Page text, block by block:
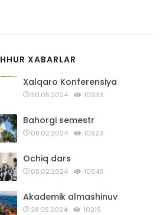
XABARLAR
Xalqaro Konferensiya
30.05.2024 10933
Bahorgi semestr
08.02.2024 10923
Ochiq dars
08.02.2024 10543
Akademik almashinuv
28.05.2024 10215